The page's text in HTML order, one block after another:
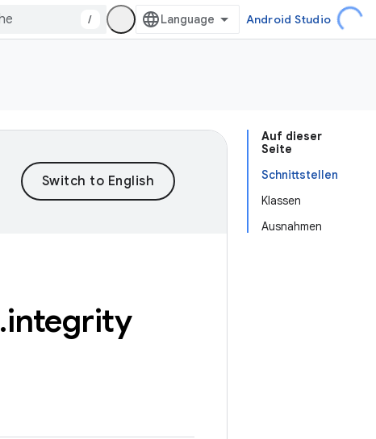
/ Android Studio
Auf dieser
Seite
Schnittstellen
Klassen
Ausnahmen
.integrity